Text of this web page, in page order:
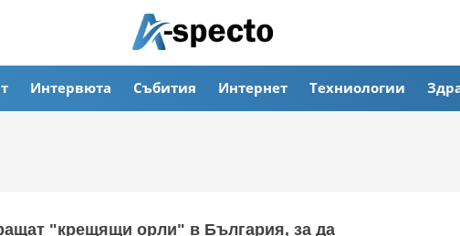
Интервюта Събития Интернет Техниологии
"крещящи орли" в България, за да